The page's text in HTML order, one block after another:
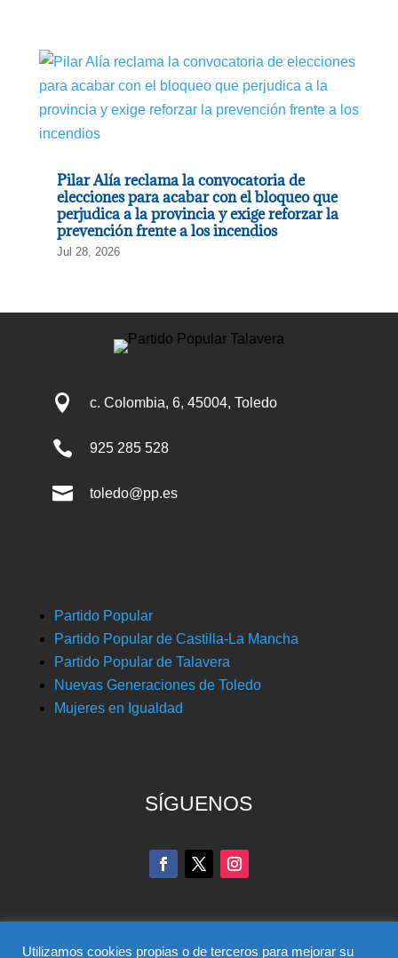
Pilar Alía reclama la convocatoria de
elecciones para acabar con el bloqueo que
perjudica a la provincia y exige reforzar la
prevención frente a los incendios
Jul 28, 2026
 c. Colombia, 6, 45004, Toledo
 925 285 528
 toledo@pp.es
Partido Popular
Partido Popular de Castilla-La Mancha
Partido Popular de Talavera
Nuevas Generaciones de Toledo
Mujeres en Igualdad
SÍGUENOS
Utilizamos cookies propias o de terceros para mejorar su